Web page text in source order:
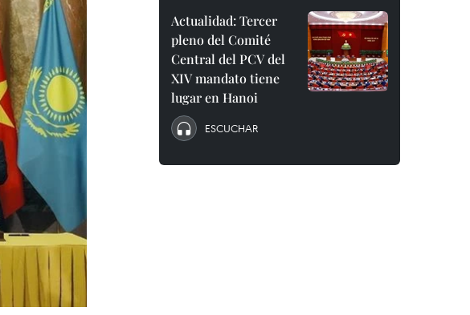
Actualidad: Tercer
pleno del Comité
Central del PCV del
XIV mandato tiene
lugar en Hanoi
ESCUCHAR